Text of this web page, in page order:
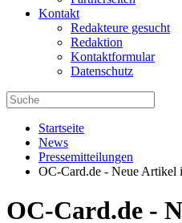
Kontakt
Redakteure gesucht
Redaktion
Kontaktformular
Datenschutz
Startseite
News
Pressemitteilungen
OC-Card.de - Neue Artikel
OC-Card.de -